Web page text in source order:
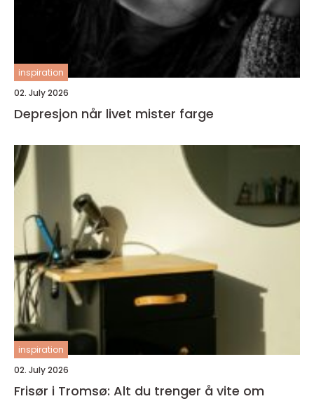
inspiration
02. July 2026
Depresjon når livet mister farge
inspiration
02. July 2026
Frisør i Tromsø: Alt du trenger å vite om